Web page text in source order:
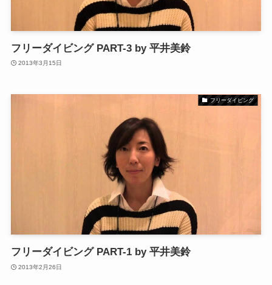
フリーダイビング PART-3 by 平井美鈴
2013年3月15日
フリーダイビング
フリーダイビング PART-1 by 平井美鈴
2013年2月26日